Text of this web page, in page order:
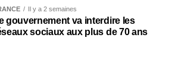
Il y a 2 semaines
gouvernement va interdire les
sociaux aux plus de 70 ans